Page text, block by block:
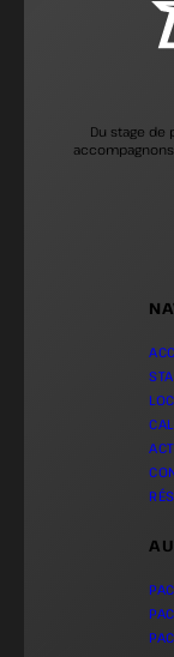
Du stage de